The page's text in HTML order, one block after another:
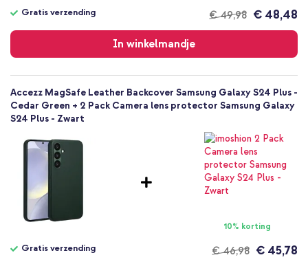
Achterkant & Zijkant€ 49,98
Gratis verzending € 48,48
In winkelmandje
verzending
Accezz MagSafe Leather Backcover Samsung Galaxy S24 Plus -
Cedar Green + 2 Pack Camera lens protector Samsung Galaxy
S24 Plus - Zwart
10% korting
€ 46,98
Gratis verzending € 45,78